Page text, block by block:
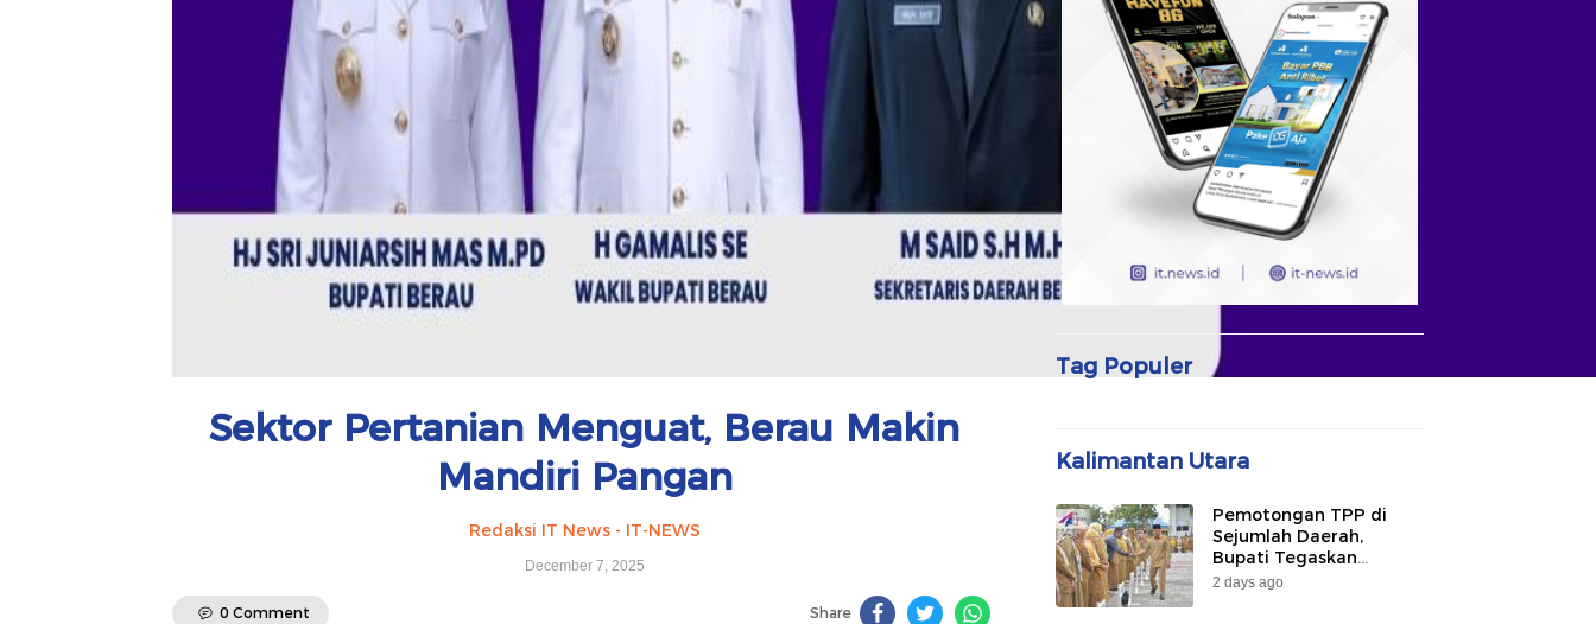
Sektor Pertanian Menguat, Berau Makin
Mandiri Pangan
Redaksi IT News - IT-NEWS
December 7, 2025
0 Comment Share
Tag Populer
Kalimantan Utara
Pemotongan TPP di
Sejumlah Daerah,
Bupati Tegaskan
Bulungan Belum
2 days ago